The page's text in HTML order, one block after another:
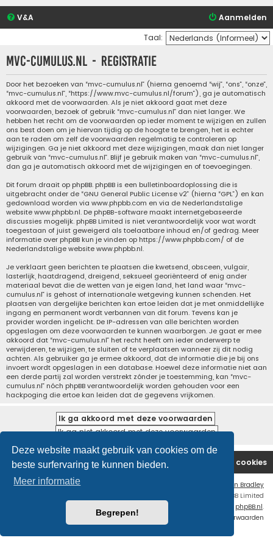
Deze website maakt gebruik van cookies om de
beste surfervaring te kunnen bieden.
Meer informatie
Begrepen!
V&A
Aanmelden
Taal:
mvc-cumulus.nl - Registratie
Door het bezoeken van “mvc-cumulus.nl” (hierna genoemd “wij”, “ons”, “onze”,
“mvc-cumulus.nl”, “https://www.mvc-cumulus.nl/forum”), ga je automatisch
akkoord met de voorwaarden. Als je niet akkoord gaat met deze
voorwaarden, bezoek of gebruik “mvc-cumulus.nl” dan niet langer. We
hebben het recht om de voorwaarden op ieder moment te wijzigen en zullen
ons best doen om je hiervan tijdig op de hoogte te brengen, het is echter
aan te raden om zelf de voorwaarden regelmatig te controleren op
wijzigingen. Ga je niet akkoord met deze wijzigingen, maak dan niet langer
gebruik van “mvc-cumulus.nl”. Blijf je gebruik maken van “mvc-cumulus.nl”,
dan ga je automatisch akkoord met de wijzigingen en of toevoegingen.
Dit forum draait op phpBB. phpBB is een bulletinboardoplossing die is
uitgebracht onder de “GNU General Public License v2” (hierna “GPL”) en kan
gedownload worden via www.phpbb.com en via de Nederlandstalige
websitewww.phpbb.nl. De phpBB-software maakt internetgebaseerde
discussies mogelijk. phpBB Limited is niet verantwoordelijk voor wat wordt
toegestaan of juist geweigerd als toelaatbare inhoud en/of gedrag. Meer
informatie over phpBB kun je vinden op https://www.phpbb.com/ of de
Nederlandstalige websitewww.phpbb.nl.
Je verklaart geen berichten te plaatsen die kwetsend, obsceen, vulgair,
lasterlijk, haatdragend, dreigend, seksueel georiënteerd of enig ander
materiaal bevat die de wetten van je eigen land, het land waar “mvc-
cumulus.nl” is gehost of internationale wetgeving kunnen schenden. Het
plaatsen van dergelijke berichten kan ertoe leiden dat je met onmiddellijke
ingang en permanent wordt verbannen van dit forum. Tevens kan je
provider worden ingelicht. De IP-adressen van alle berichten worden
opgeslagen om deze voorwaarden te kunnen waarborgen. Je gaat er mee
akkoord dat “mvc-cumulus.nl” het recht heeft om ieder onderwerp te
verwijderen, te wijzigen, te sluiten of te verplaatsen wanneer zij dit nodig
achten. Als gebruiker ga je ermee akkoord, dat de informatie die je bij ons
invoert wordt opgeslagen in een database. Hoewel deze informatie niet aan
een derde partij zal worden verstrekt zónder je toestemming, kan “mvc-
cumulus.nl” nóch phpBB verantwoordelijk worden gehouden voor een
hackpoging die ertoe kan leiden dat de gegevens vrijkomen.
Website Forum Verwijder cookies
Contact
Ian Bradley
® Forum Software © phpBB Limited
phpBB.nl.
Gebruikersvoorwaarden